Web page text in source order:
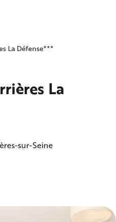
La Défense***
La
sur-Seine